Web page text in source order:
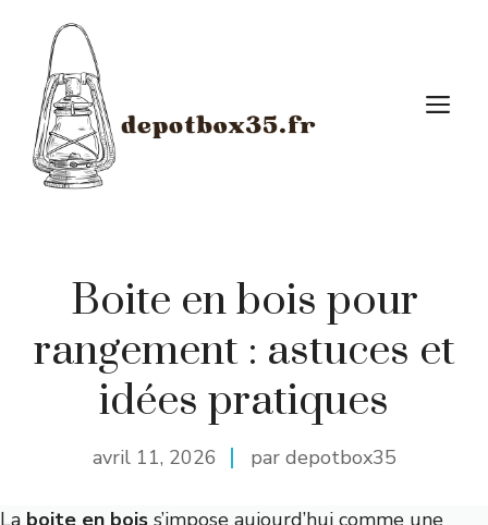
contenu
Boite en bois pour
rangement : astuces et
idées pratiques
avril 11, 2026 par depotbox35
La boite en bois s’impose aujourd’hui comme une